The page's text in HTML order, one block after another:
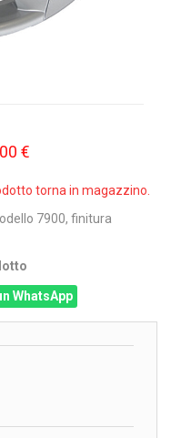
€
torna in magazzino.
7900, finitura
WhatsApp